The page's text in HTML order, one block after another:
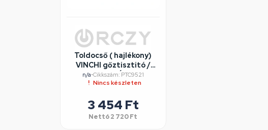
Toldocső ( hajlékony)
VINCHI gőztisztitó /
RENDELÉSRE
n/a•Cikkszám: PTC9521
Nincs készleten
3 454 Ft
Nettó2 720 Ft